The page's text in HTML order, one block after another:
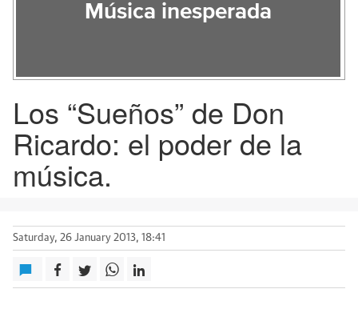
Música inesperada
Los “Sueños” de Don
Ricardo: el poder de la
música.
Saturday, 26 January 2013, 18:41